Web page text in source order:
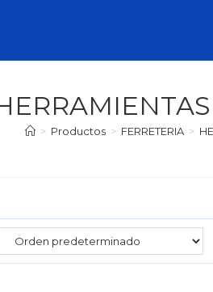
> Productos > FERRETERIA >